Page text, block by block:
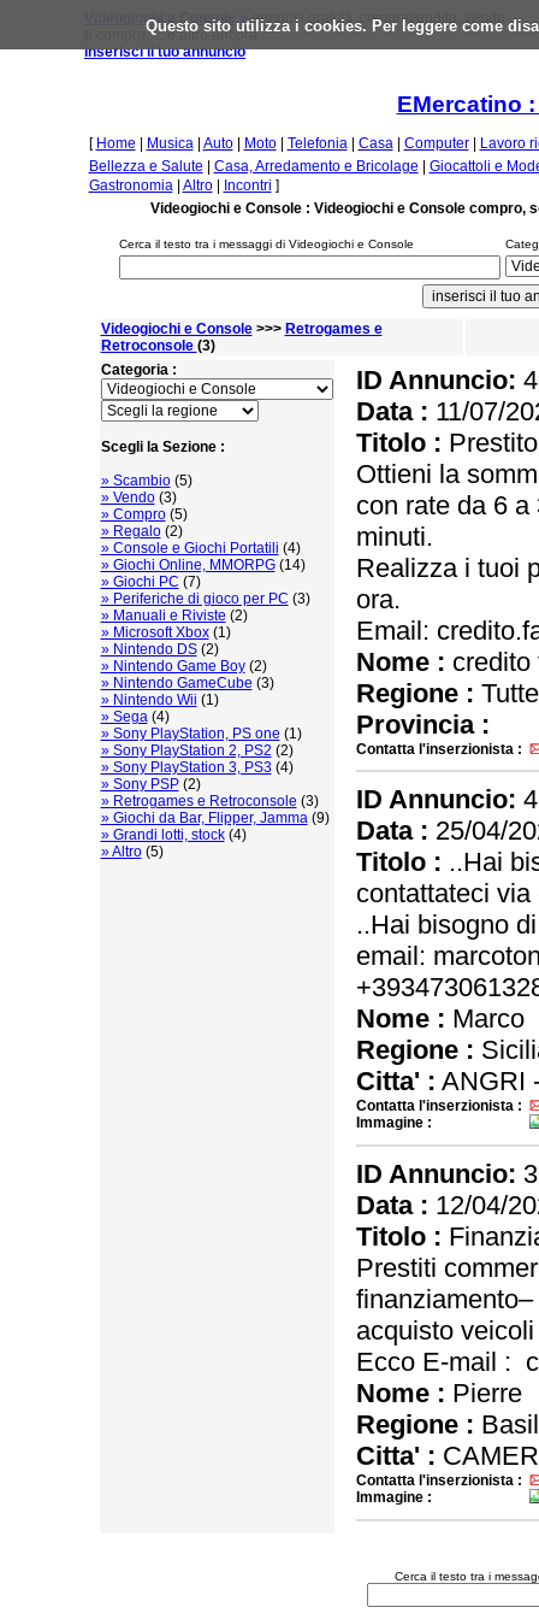
Questo sito utilizza i cookies. Per leggere come
Videogiochi e Console »annunci gratuiti, compravendita, vendo
e compro, ... e altro ancora
inserisci il tuo annuncio
EMercatino
[ Home Musica| Auto| Moto| Telefonia| Casa| Computer|
Lavoro
Bellezza e Salute
Casa, Arredamento e Bricolage
Giocattoli e
Gastronomia| Altro| Incontri ]
Videogiochi e Console : Videogiochi e Console compro,
Cerca il testo tra i messaggi di Videogiochi e Console
Videogiochi e Console>>> Retrogames e
Retroconsole (3)
Categoria :
Scegli la Sezione :
» Scambio(5)
» Vendo(3)
» Compro(5)
» Regalo(2)
» Console e Giochi Portatili (4)
» Giochi Online, MMORPG(14)
» Giochi PC (7)
» Periferiche di gioco per PC (3)
» Manuali e Riviste (2)
» Microsoft Xbox(1)
» Nintendo DS(2)
» Nintendo Game Boy(2)
» Nintendo GameCube (3)
» Nintendo Wii (1)
» Sega(4)
» Sony PlayStation, PS one (1)
» Sony PlayStation 2, PS2 (2)
» Sony PlayStation 3, PS3 (4)
» Sony PSP(2)
» Retrogames e Retroconsole (3)
» Giochi da Bar, Flipper, Jamma(9)
» Grandi lotti, stock(4)
» Altro(5)
ID Annuncio:
Data : 11/07/
Titolo :
Ottieni la
con rate da 6
minuti.
Realizza i tuoi
ora.
Email:
Nome : credito
Regione :
Provincia :
Contatta l'inserzionista :
ID Annuncio:
Data : 25/04/
Titolo : ..Hai
contattateci
..Hai bisogno
email:
Nome : Marco
Regione :
Citta' : ANGRI
Contatta l'inserzionista :
Immagine :
ID Annuncio:
Data : 12/04/
Titolo :
Prestiti
acquisto veicoli
Ecco E-mail :
Nome : Pierre
Regione :
Citta' :
Contatta l'inserzionista :
Immagine :
Cerca il testo tra i